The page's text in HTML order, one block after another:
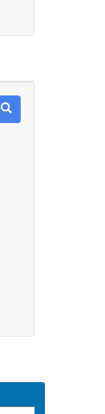
Rechercher